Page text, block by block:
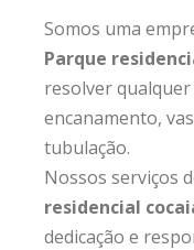
Somos uma
Parque
resolver
encanamento,
tubulação.
Nossos serviços
residencial
dedicação e